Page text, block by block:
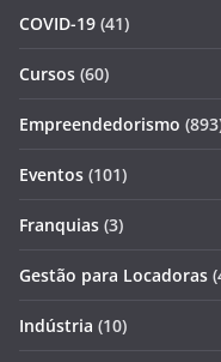
COVID-19 (41)
Cursos (60)
Empreendedorismo
Eventos (101)
Franquias (3)
Gestão para Locadoras
Indústria (10)